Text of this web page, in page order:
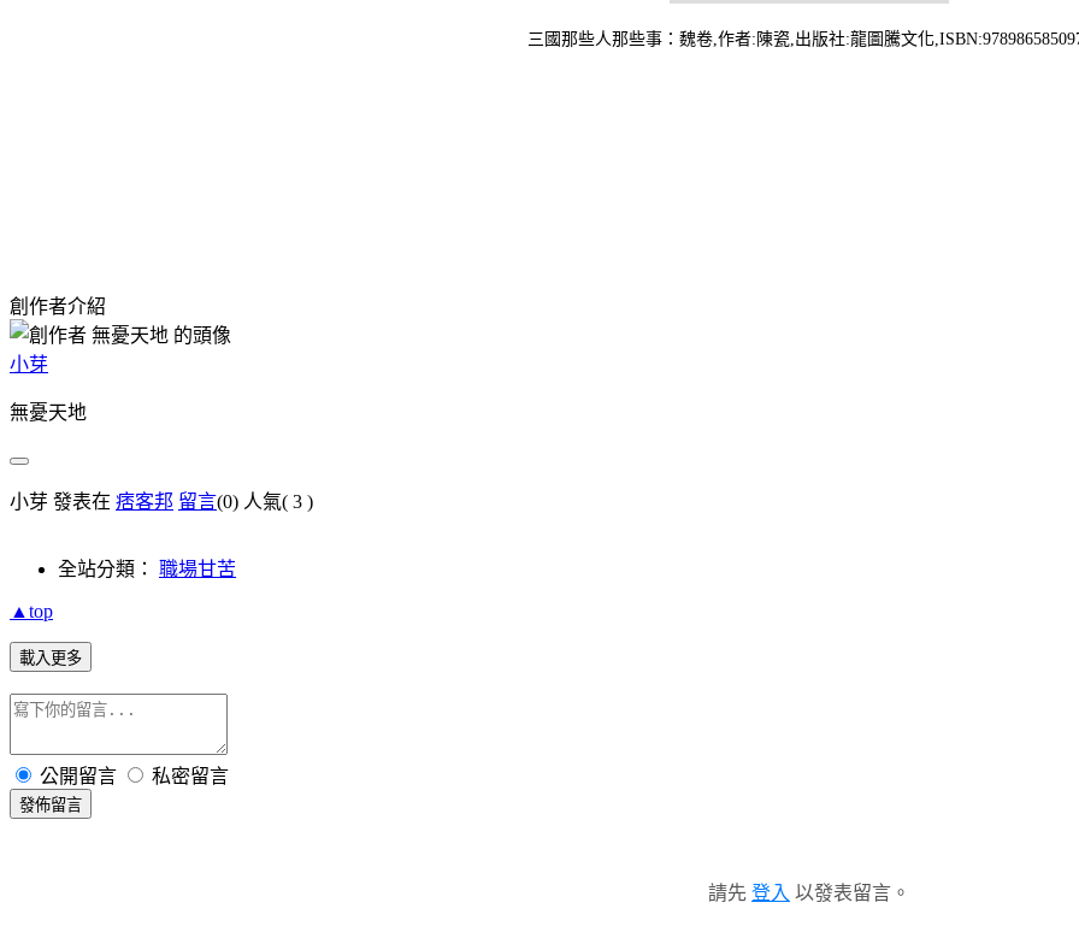
三國那些人那些事：魏卷,作者:陳瓷,出版社:龍圖騰文化
創作者介紹
小芽
無憂天地
小芽 發表在 痞客邦 留言(0) 人氣( 3 )
全站分類： 職場甘苦
▲top
載入更多
公開留言 私密留言
發佈留言
請先 登入 以發表留言。